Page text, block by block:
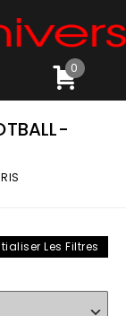
0
Les Filtres